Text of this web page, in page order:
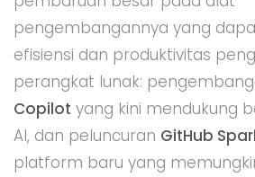
pengembangannya yang
efisiensi dan produktivitas
perangkat lunak:
Copilot yang kini mendukung
AI, dan peluncuran GitHub
platform baru yang